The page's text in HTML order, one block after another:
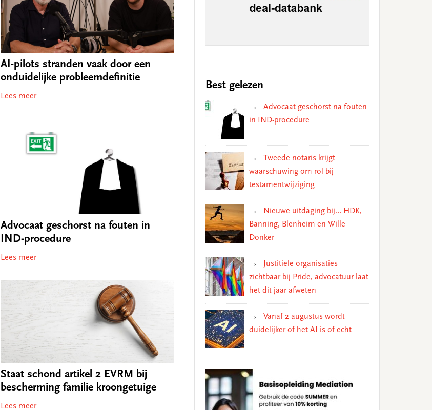
AI-pilots stranden vaak door een
onduidelijke probleemdefinitie
Lees meer
Advocaat geschorst na fouten in
IND-procedure
Lees meer
Staat schond artikel 2 EVRM bij
bescherming familie kroongetuige
Lees meer
Best gelezen
Advocaat geschorst na fouten
in IND-procedure
Tweede notaris krijgt
waarschuwing om rol bij
testamentwijziging
Nieuwe uitdaging bij… HDK,
Banning, Blenheim en Wille
Donker
Justitiële organisaties
zichtbaar bij Pride, advocatuur laat
het dit jaar afweten
Vanaf 2 augustus wordt
duidelijker of het AI is of echt